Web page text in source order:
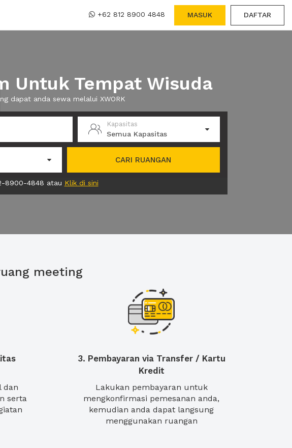
+62 812 8900 4848 MASUK DAFTAR
Untuk Tempat Wisuda
dapat anda sewa melalui XWORK
Kapasitas
Semua Kapasitas
CARI RUANGAN
8900-4848 atau Klik di sini
meeting
dan
serta
3. Pembayaran via Transfer / Kartu
Kredit
Lakukan pembayaran untuk
mengkonfirmasi pemesanan anda,
kemudian anda dapat langsung
menggunakan ruangan